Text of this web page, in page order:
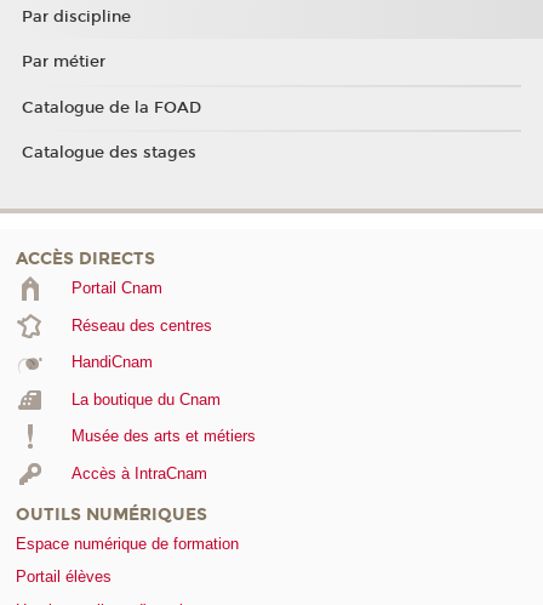
Par discipline
Par métier
Catalogue de la FOAD
Catalogue des stages
ACCÈS DIRECTS
Portail Cnam
Réseau des centres
HandiCnam
La boutique du Cnam
Musée des arts et métiers
Accès à IntraCnam
OUTILS NUMÉRIQUES
Espace numérique de formation
Portail élèves